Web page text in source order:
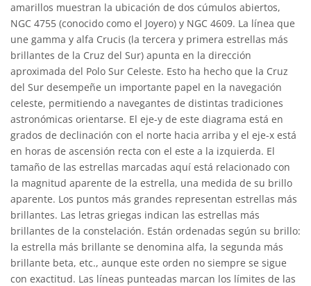
amarillos muestran la ubicación de dos cúmulos abiertos,
NGC 4755 (conocido como el Joyero) y NGC 4609. La línea que
une gamma y alfa Crucis (la tercera y primera estrellas más
brillantes de la Cruz del Sur) apunta en la dirección
aproximada del Polo Sur Celeste. Esto ha hecho que la Cruz
del Sur desempeñe un importante papel en la navegación
celeste, permitiendo a navegantes de distintas tradiciones
astronómicas orientarse. El eje-y de este diagrama está en
grados de declinación con el norte hacia arriba y el eje-x está
en horas de ascensión recta con el este a la izquierda. El
tamaño de las estrellas marcadas aquí está relacionado con
la magnitud aparente de la estrella, una medida de su brillo
aparente. Los puntos más grandes representan estrellas más
brillantes. Las letras griegas indican las estrellas más
brillantes de la constelación. Están ordenadas según su brillo:
la estrella más brillante se denomina alfa, la segunda más
brillante beta, etc., aunque este orden no siempre se sigue
con exactitud. Las líneas punteadas marcan los límites de las